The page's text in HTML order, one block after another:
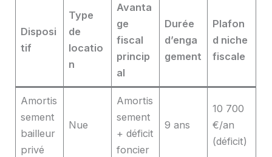
Disposi
tif
Type
de
locatio
n
Avanta
ge
fiscal
princip
al
Durée
d’enga
gement
Plafon
d niche
fiscale
Amortis
sement
bailleur
privé
Nue
Amortis
sement
+ déficit
foncier
9 ans
10 700
€/an
(déficit)